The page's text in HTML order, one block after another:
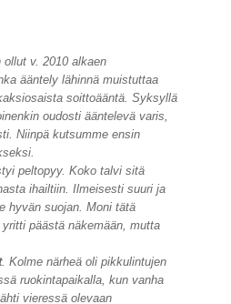
ollut v. 2010 alkaen
ääntely lähinnä muistuttaa
soittoääntä. Syksyllä
oudosti ääntelevä varis,
Niinpä kutsumme ensin
peltopyy. Koko talvi sitä
ihailtiin. Ilmeisesti suuri ja
hyvän suojan. Moni tätä
päästä näkemään, mutta
. Kolme närheä oli pikkulintujen
ruokintapaikalla, kun vanha
vieressä olevaan